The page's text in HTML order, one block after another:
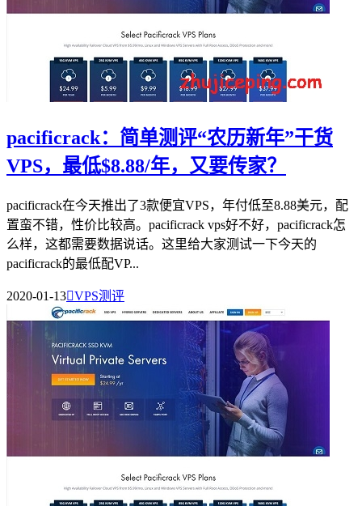
pacificrack：简单测评“农历新年”干货
VPS，最低$8.88/年，又要传家？
pacificrack在今天推出了3款便宜VPS，年付低至8.88美元，配
置蛮不错，性价比较高。pacificrack vps好不好，pacificrack怎
么样，这都需要数据说话。这里给大家测试一下今天的
pacificrack的最低配VP...
2020-01-13VPS测评